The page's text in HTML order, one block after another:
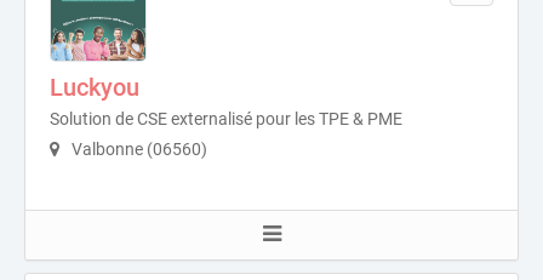
Luckyou
Solution de CSE externalisé pour les TPE & PME
Valbonne (06560)